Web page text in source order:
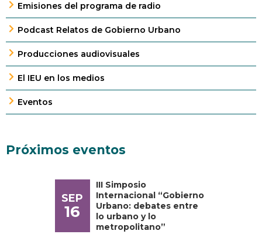
Emisiones del programa de radio
Podcast Relatos de Gobierno Urbano
Producciones audiovisuales
El IEU en los medios
Eventos
Próximos eventos
SEP
16
III Simposio
Internacional “Gobierno
Urbano: debates entre
lo urbano y lo
metropolitano”